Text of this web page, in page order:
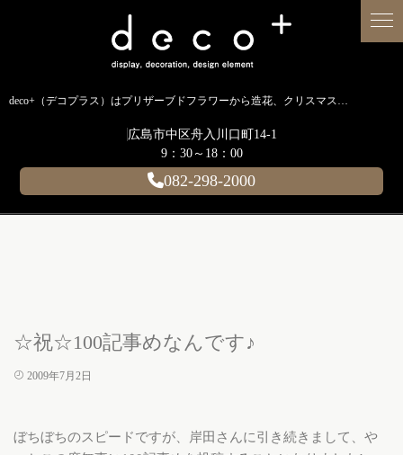
deco+（デコプラス）はプリザーブドフラワーから造花、クリスマス装飾、イルミネーションに至るまで扱う広島のディスプレイ専門ショップです。
広島市中区舟入川口町14-1
9：30～18：00
082-298-2000
☆祝☆100記事めなんです♪
2009年7月2日
ぼちぼちのスピードですが、岸田さんに引き続きまして、や